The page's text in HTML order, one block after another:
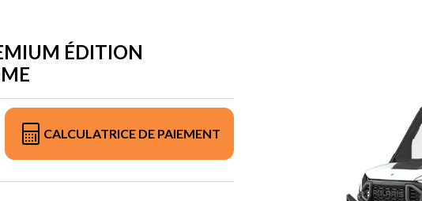
ÉDITION
CALCULATRICE DE PAIEMENT